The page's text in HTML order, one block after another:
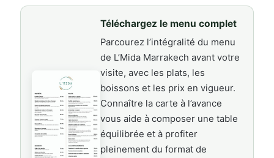
Téléchargez le menu complet
Parcourez l’intégralité du menu
de L’Mida Marrakech avant votre
visite, avec les plats, les
boissons et les prix en vigueur.
Connaître la carte à l’avance
vous aide à composer une table
équilibrée et à profiter
pleinement du format de